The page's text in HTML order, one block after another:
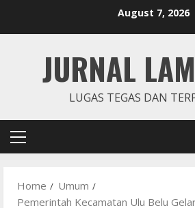
August 7, 2026
JURNAL
LUGAS TEGAS DAN
Primary
Home
Umum
Pemerintah Kecamatan Ulu Belu